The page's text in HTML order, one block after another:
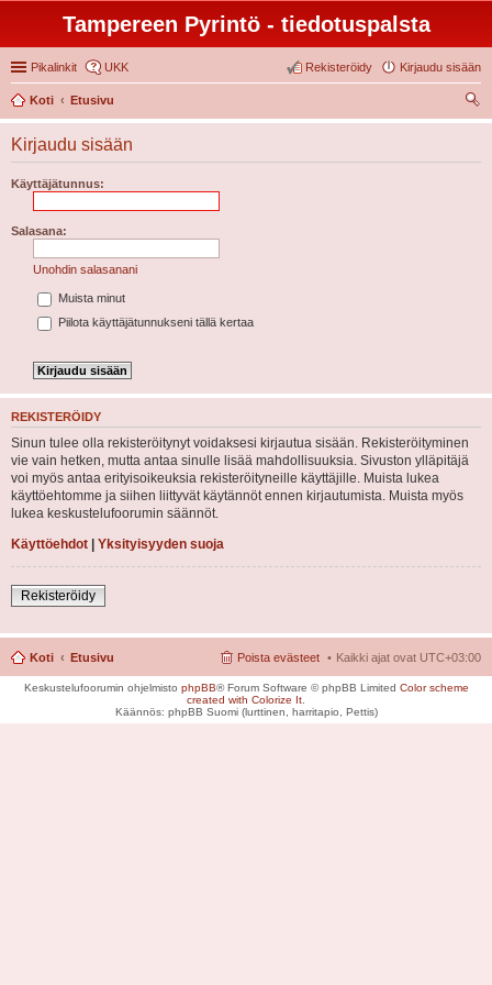
Tampereen Pyrintö - tiedotuspalsta
Pikalinkit UKK Kirjaudu sisään
Rekisteröidy
Koti
Etusivu
tsi
Kirjaudu sisään
Käyttäjätunnus:
Salasana:
Unohdin salasanani
Muista minut
Piilota käyttäjätunnukseni tällä kertaa
REKISTERÖIDY
Sinun tulee olla rekisteröitynyt voidaksesi kirjautua sisään. Rekisteröityminen
vie vain hetken, mutta antaa sinulle lisää mahdollisuuksia. Sivuston ylläpitäjä
voi myös antaa erityisoikeuksia rekisteröityneille käyttäjille. Muista lukea
käyttöehtomme ja siihen liittyvät käytännöt ennen kirjautumista. Muista myös
lukea keskustelufoorumin säännöt.
Käyttöehdot | Yksityisyyden suoja
Rekisteröidy
Koti Etusivu Kaikki ajat ovat UTC+03:00
Poista evästeet
Keskustelufoorumin ohjelmisto phpBB® Forum Software © phpBB Limited Color scheme
created with Colorize It
Käännös: phpBB Suomi (lurttinen, harritapio, Pettis)